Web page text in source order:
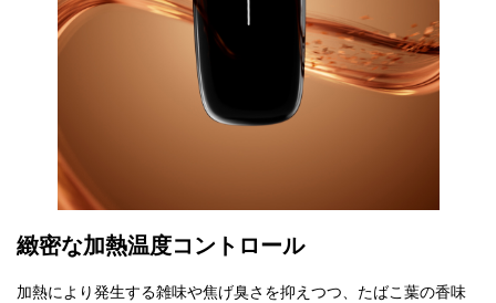
緻密な加熱温度コントロール
加熱により発生する雑味や焦げ臭さを抑えつつ、たばこ葉の香味